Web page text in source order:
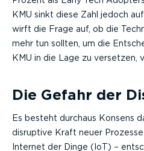
KMU sinkt diese Zahl jedoch
wirft die Frage auf, ob die
mehr tun sollten, um die
KMU in die Lage zu versetzen,
Die Gefahr der
Es besteht durchaus Konsens
disruptive Kraft neuer
Internet der Dinge (IoT) –